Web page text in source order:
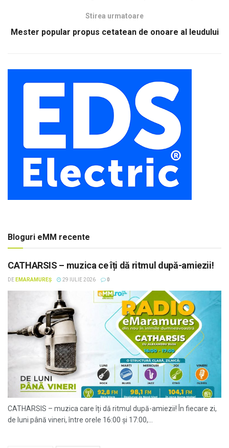
Stirea urmatoare
Mester popular propus cetatean de onoare al Ieudului
Bloguri eMM recente
CATHARSIS – muzica ce îți dă ritmul după-amiezii!
DE EMARAMUREȘ 29 IULIE 2026 0
CATHARSIS – muzica care îți dă ritmul după-amiezii! În fiecare zi,
de luni până vineri, între orele 16:00 și 17:00,...